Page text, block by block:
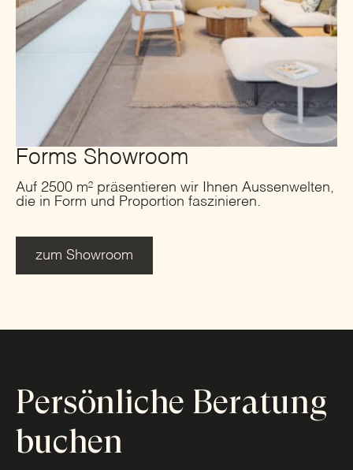
Forms Showroom
Auf 2500 m² präsentieren wir Ihnen Aussenwelten,
die in Form und Proportion faszinieren.
zum Showroom
Persönliche Beratung
buchen